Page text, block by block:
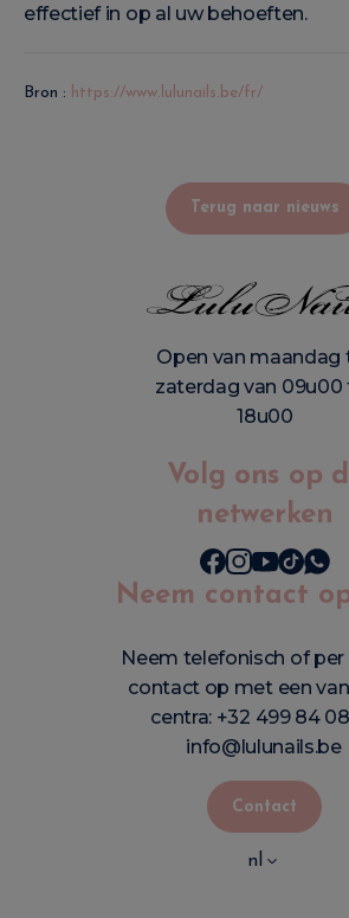
effectief in op al uw behoeften.
Bron : https://www.lulunails.be/fr/
Terug naar nieuws
Open van maandag
zaterdag van
18u00
Volg ons op
netwerken
Neem contact
Neem telefonisch of per
contact op met een
centra: +32 499 84
info@lulunails.be
Contact
nl